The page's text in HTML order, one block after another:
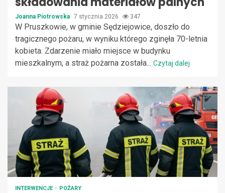
Joanna Piotrowska 7 stycznia 2026 347
W Pruszkowie, w gminie Sędziejowice, doszło do
tragicznego pożaru, w wyniku którego zginęła 70-letnia
kobieta. Zdarzenie miało miejsce w budynku
mieszkalnym, a straż pożarna została... Czytaj dalej
INTERWENCJE POŻARY